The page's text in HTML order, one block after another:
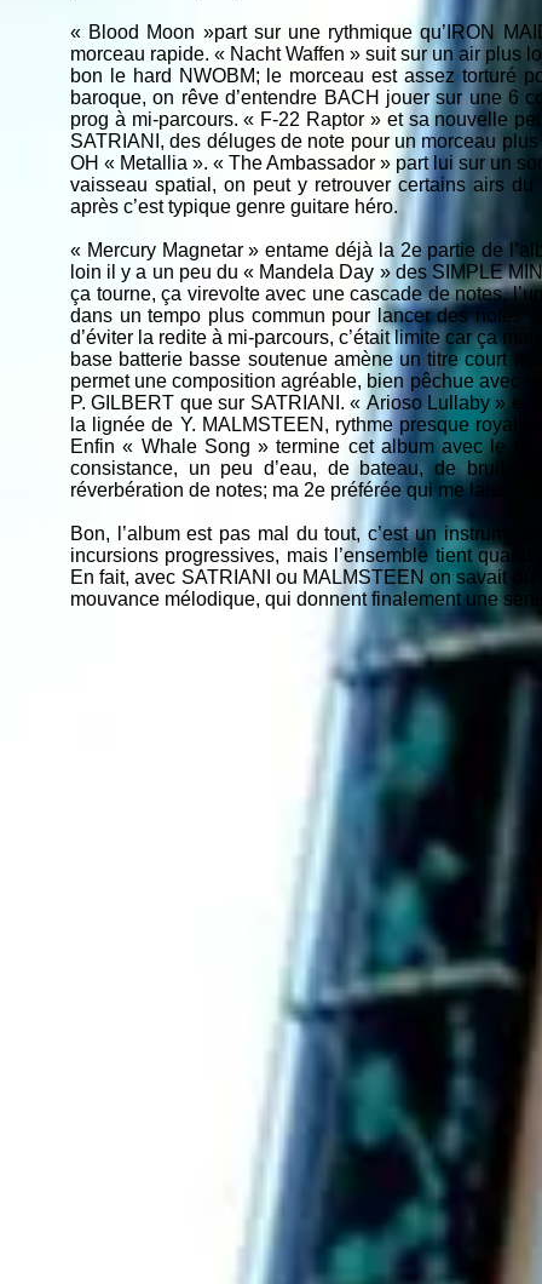
« Blood Moon »part sur une rythmique qu’IRON
morceau rapide. « Nacht Waffen » suit sur un air plus
bon le hard NWOBM; le morceau est assez torturé
baroque, on rêve d’entendre BACH jouer sur une 6
prog à mi-parcours. « F-22 Raptor » et sa nouvelle
SATRIANI, des déluges de note pour un morceau
OH « Metallia ». « The Ambassador » part lui sur un
vaisseau spatial, on peut y retrouver certains airs
après c’est typique genre guitare héro.
« Mercury Magnetar » entame déjà la 2e partie de
loin il y a un peu du « Mandela Day » des SIMPLE
ça tourne, ça virevolte avec une cascade de notes,
dans un tempo plus commun pour lancer des notes
d’éviter la redite à mi-parcours, c’était limite car ça
base batterie basse soutenue amène un titre court
permet une composition agréable, bien pêchue avec
P. GILBERT que sur SATRIANI. « Arioso Lullaby »
la lignée de Y. MALMSTEEN, rythme presque royal
Enfin « Whale Song » termine cet album avec le
consistance, un peu d’eau, de bateau, de bruit
réverbération de notes; ma 2e préférée qui me laisse
Bon, l’album est pas mal du tout, c’est un
incursions progressives, mais l’ensemble tient
En fait, avec SATRIANI ou MALMSTEEN on savait
mouvance mélodique, qui donnent finalement une